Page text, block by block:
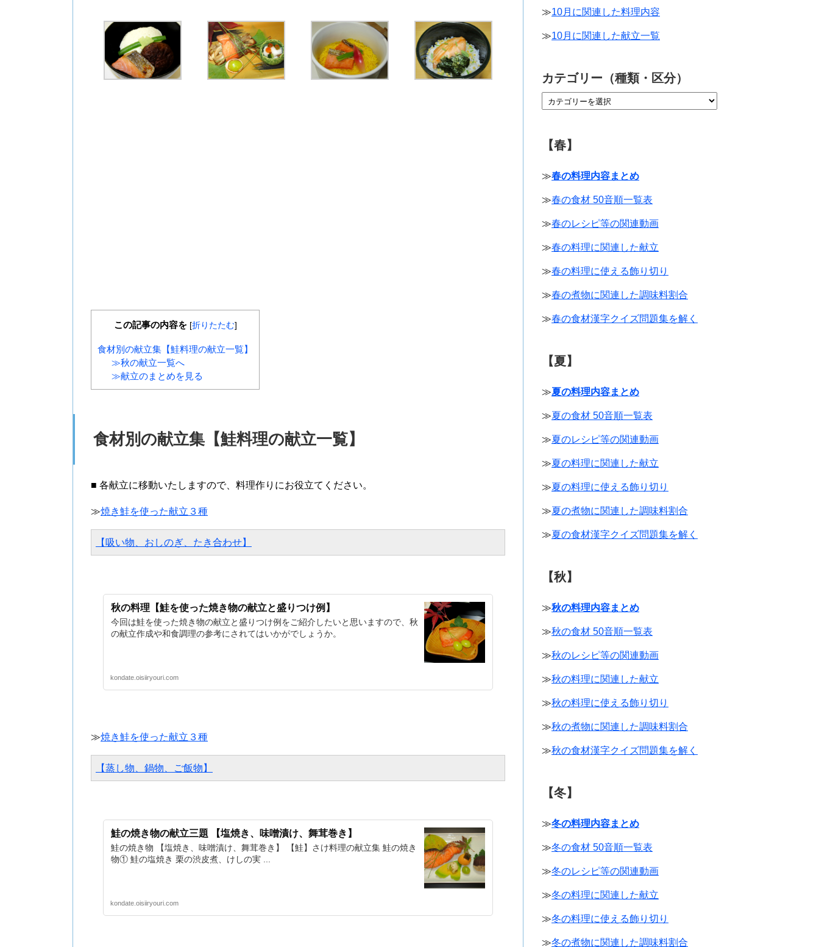
この記事の内容を [折りたたむ]
食材別の献立集【鮭料理の献立一覧】
≫秋の献立一覧へ
≫献立のまとめを見る
食材別の献立集【鮭料理の献立一覧】
■ 各献立に移動いたしますので、料理作りにお役立てください。
≫焼き鮭を使った献立３種
【吸い物、おしのぎ、たき合わせ】
秋の料理【鮭を使った焼き物の献立と盛りつけ例】
今回は鮭を使った焼き物の献立と盛りつけ例をご紹介したいと思いますので、秋
の献立作成や和食調理の参考にされてはいかがでしょうか。
kondate.oisiiryouri.com
≫焼き鮭を使った献立３種
【蒸し物、鍋物、ご飯物】
鮭の焼き物の献立三題 【塩焼き、味噌漬け、舞茸巻き】
鮭の焼き物 【塩焼き、味噌漬け、舞茸巻き】 【鮭】さけ料理の献立集 鮭の焼き
物① 鮭の塩焼き 栗の渋皮煮、けしの実 ...
kondate.oisiiryouri.com
≫10月に関連した料理内容
≫10月に関連した献立一覧
カテゴリー（種類・区分）
【春】
≫春の料理内容まとめ
≫春の食材 50音順一覧表
≫春のレシピ等の関連動画
≫春の料理に関連した献立
≫春の料理に使える飾り切り
≫春の煮物に関連した調味料割合
≫春の食材漢字クイズ問題集を解く
【夏】
≫夏の料理内容まとめ
≫夏の食材 50音順一覧表
≫夏のレシピ等の関連動画
≫夏の料理に関連した献立
≫夏の料理に使える飾り切り
≫夏の煮物に関連した調味料割合
≫夏の食材漢字クイズ問題集を解く
【秋】
≫秋の料理内容まとめ
≫秋の食材 50音順一覧表
≫秋のレシピ等の関連動画
≫秋の料理に関連した献立
≫秋の料理に使える飾り切り
≫秋の煮物に関連した調味料割合
≫秋の食材漢字クイズ問題集を解く
【冬】
≫冬の料理内容まとめ
≫冬の食材 50音順一覧表
≫冬のレシピ等の関連動画
≫冬の料理に関連した献立
≫冬の料理に使える飾り切り
≫冬の煮物に関連した調味料割合